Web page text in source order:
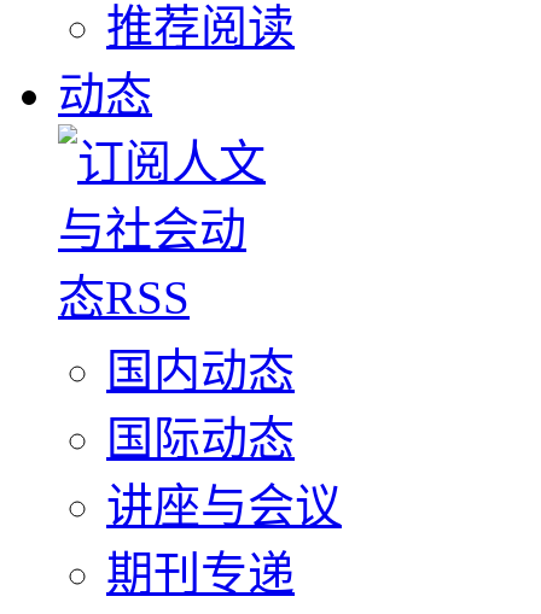
推荐阅读
动态
国内动态
国际动态
讲座与会议
期刊专递